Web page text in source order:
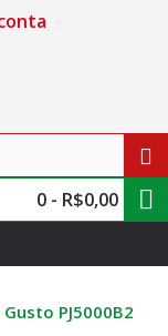
0 - R$0,00
PJ5000B2